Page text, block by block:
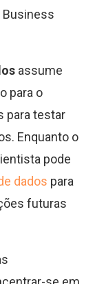
Business
assume
para o
para testar
Enquanto o
pode
dados para
futuras